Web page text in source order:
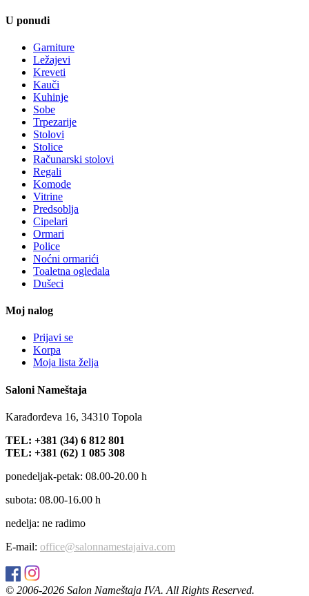
U ponudi
Garniture
Ležajevi
Kreveti
Kauči
Kuhinje
Sobe
Trpezarije
Stolovi
Stolice
Računarski stolovi
Regali
Komode
Vitrine
Predsoblja
Cipelari
Ormari
Police
Noćni ormarići
Toaletna ogledala
Dušeci
Moj nalog
Prijavi se
Korpa
Moja lista želja
Saloni Nameštaja
Karađorđeva 16, 34310 Topola
TEL: +381 (34) 6 812 801
TEL: +381 (62) 1 085 308
ponedeljak-petak: 08.00-20.00 h
subota: 08.00-16.00 h
nedelja: ne radimo
E-mail: office@salonnamestajaiva.com
© 2006-2026 Salon Nameštaja IVA. All Rights Reserved.